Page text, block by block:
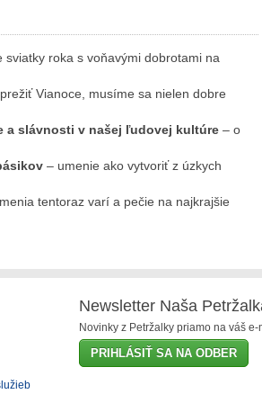
sviatky roka s voňavými dobrotami na
Vianoce, musíme sa nielen dobre
a slávnosti v našej ľudovej kultúre – o
– umenie ako vytvoriť z úzkych
tentoraz varí a pečie na najkrajšie
Newsletter Naša
Novinky z Petržalky priamo na váš e-
PRIHLÁSIŤ SA NA ODBER